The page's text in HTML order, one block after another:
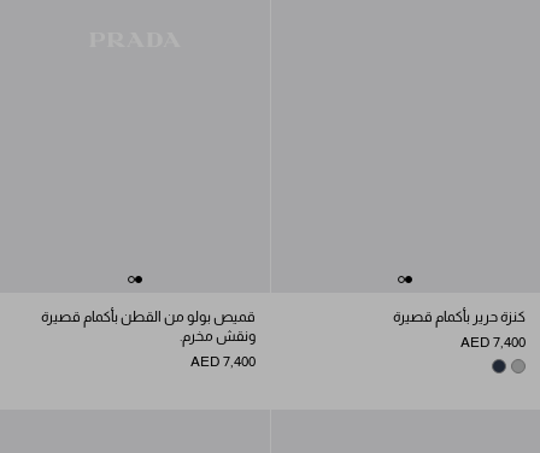
كنزة حرير بأكمام قصيرة
AED 7,400
GREY
NAVY
قميص بولو من القطن بأكمام قصيرة
ونقش مخرم.
AED 7,400